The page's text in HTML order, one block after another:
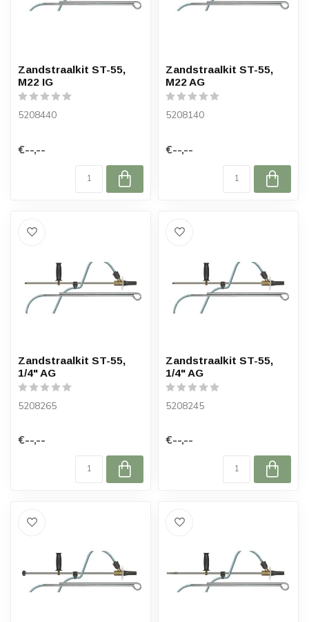
Zandstraalkit ST-55,
M22 IG
5208440
€--,--
Zandstraalkit ST-55,
M22 AG
5208140
€--,--
Zandstraalkit ST-55,
1/4" AG
5208265
€--,--
Zandstraalkit ST-55,
1/4" AG
5208245
€--,--